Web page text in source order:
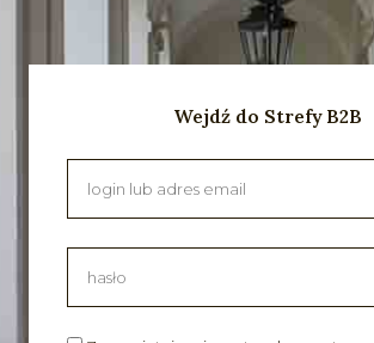
Wejdź do Strefy B2B